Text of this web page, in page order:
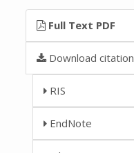
Full Text PDF
Download citation
RIS
EndNote